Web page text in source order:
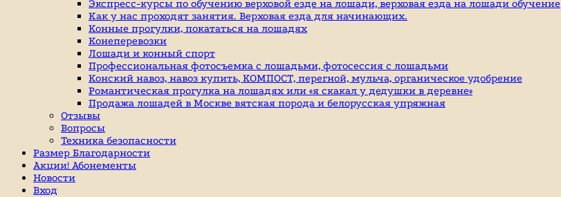
индивидуальные
иппотерапия,
покататься
лошадях
Экспресс-курсы по обучению верховой езде на лошади, верховая езда на лошади обучение
Как у нас проходят занятия. Верховая езда для начинающих.
Конные прогулки, покататься на лошадях
Конеперевозки
Лошади и конный спорт
Профессиональная фотосъемка с лошадьми, фотосессия с лошадьми
Конский навоз, навоз купить, КОМПОСТ, перегной, мульча, органическое удобрение
Романтическая прогулка на лошадях или «я скакал у дедушки в деревне»
Продажа лошадей в Москве вятская порода и белорусская упряжная
Отзывы
Вопросы
Техника безопасности
Размер Благодарности
Акции! Абонементы
Новости
Вход